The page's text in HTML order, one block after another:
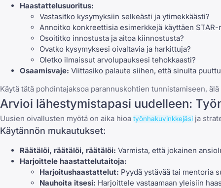
Haastattelusuoritus:
Vastasitko kysymyksiin selkeästi ja ytimekkäästi?
Annoitko konkreettisia esimerkkejä käyttäen
Osoititko innostusta ja aitoa kiinnostusta?
Ovatko kysymyksesi oivaltavia ja harkittuja?
Oletko ilmaissut arvolupauksesi tehokkaasti?
Osaamisvaje: Viittasiko palaute siihen, että sinulta
Käytä tätä pohdintajaksoa parannuskohtien tunnistamiseen,
Arvioi lähestymistapasi uudelleen:
Uusien oivallusten myötä on aika hioa työnhakuvinkkejäsi ja
Käytännön mukautukset:
Räätälöi, räätälöi, räätälöi: Varmista, että jokainen
Harjoittele haastattelutaitoja:
Harjoitushaastattelut: Pyydä ystävää tai mentoria
Nauhoita itsesi: Harjoittele vastaamaan yleisiin